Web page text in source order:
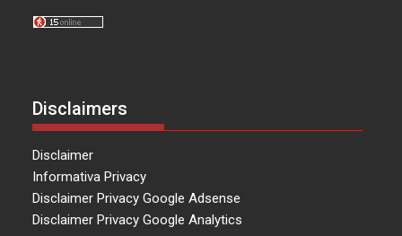
Disclaimers
Disclaimer
Informativa Privacy
Disclaimer Privacy Google Adsense
Disclaimer Privacy Google Analytics